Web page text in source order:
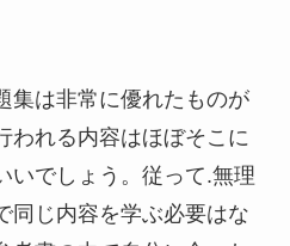
集は非常に優れたものが
われる内容はほぼそこに
いでしょう。従って.無理
同じ内容を学ぶ必要はな